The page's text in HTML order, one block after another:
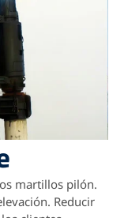
martillos pilón.
Reducir